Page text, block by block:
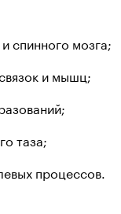
спинного мозга;
и мышц;
таза;
процессов.